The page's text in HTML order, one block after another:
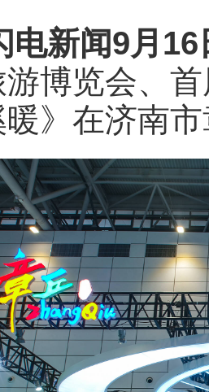
电新闻9月16
游博览会、
》在济南